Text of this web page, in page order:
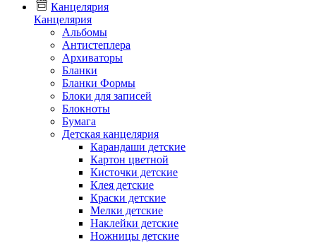
Канцелярия
Канцелярия
Альбомы
Антистеплера
Архиваторы
Бланки
Бланки Формы
Блоки для записей
Блокноты
Бумага
Детская канцелярия
Карандаши детские
Картон цветной
Кисточки детские
Клея детские
Краски детские
Мелки детские
Наклейки детские
Ножницы детские